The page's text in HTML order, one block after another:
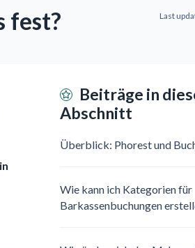
fest? Last
Beiträge in
Abschnitt
Überblick: Phorest und
Wie kann ich Kategorien für
Barkassenbuchungen